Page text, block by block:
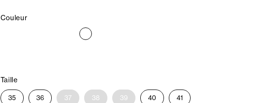
Couleur
Taille
35 36 37 38 39 40 41